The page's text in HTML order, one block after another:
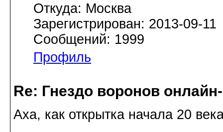
Откуда: Москва
Зарегистрирован: 2013-09-11
Сообщений: 1999
Профиль
Re: Гнездо воронов
Аха, как открытка начала 20